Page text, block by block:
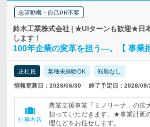
志望動機・自己PR不要
鈴木工業株式会社 | ★UIターンも歓迎★日
します！
100年企業の変革を担う―。【 事業
正社員 業種未経験OK 転勤なし
情報更新日：2026/06/30 終了予定日：2026/09/
仕事内容
農業支援事業「ミノリーナ」の拡
担っていただきます。★事業計画
理などをお任せします。